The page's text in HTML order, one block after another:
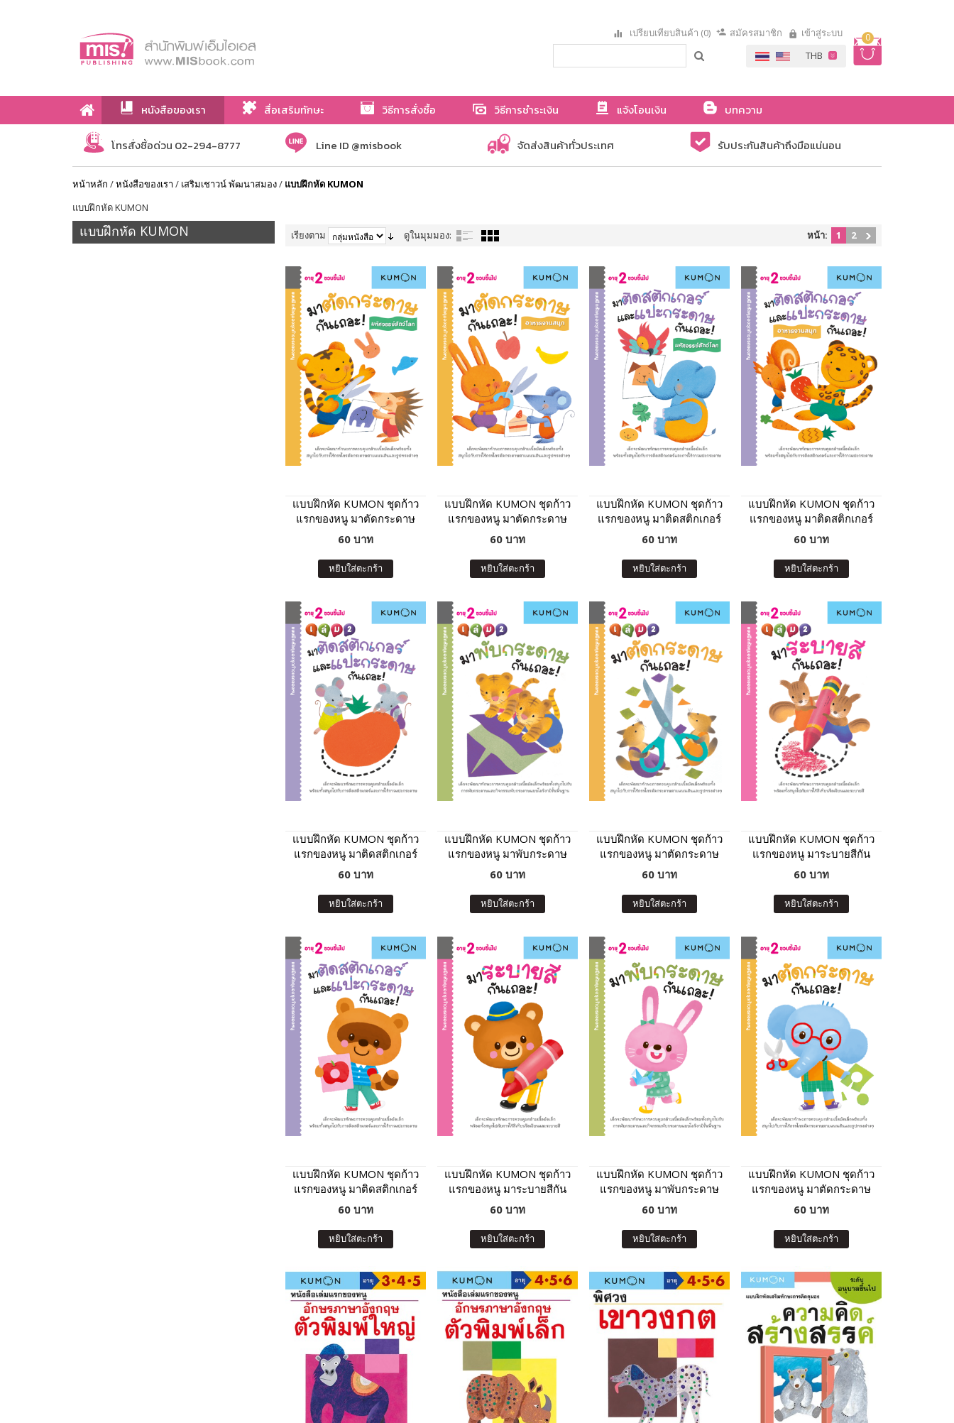
0
เปรียบเทียบสินค้า (0) สมัครสมาชิก เข้าสู่ระบบ
หนังสือของเรา สื่อเสริมทักษะ วิธีการสั่งซื้อ วิธีการชำระเงิน แจ้งโอนเงิน
บทความ
เกี่ยวกับเรา
โทรสั่งซื้อด่วน 02-294-8777 Line ID @misbook จัดส่งสินค้าทั่วประเทศ รับประกันสินค้าถึงมือแน่นอน
หน้าหลัก /หนังสือของเรา / เสริมเชาวน์ พัฒนาสมอง/ แบบฝึกหัด KUMON
แบบฝึกหัด KUMON
แบบฝึกหัด KUMON เรียงตาม ดูในมุมมอง: หน้า: 1 2
แบบฝึกหัด KUMON ชุดก้าว
แรกของหนู มาตัดกระดาษ
กันเถอะ : มหัศจรรย์สัตว์โลก
60 บาท
หยิบใส่ตะกร้า
แบบฝึกหัด KUMON ชุดก้าว
แรกของหนู มาตัดกระดาษ
กันเถอะ : อาหารจานสนุก
60 บาท
หยิบใส่ตะกร้า
แบบฝึกหัด KUMON ชุดก้าว
แรกของหนู มาติดสติกเกอร์
และแปะกระดาษกันเถอะ :
60 บาท
หยิบใส่ตะกร้า
แบบฝึกหัด KUMON ชุดก้าว
แรกของหนู มาติดสติกเกอร์
และแปะกระดาษกันเถอะ :
60 บาท
หยิบใส่ตะกร้า
แบบฝึกหัด KUMON ชุดก้าว
แรกของหนู มาติดสติกเกอร์
และแปะกระดาษกันเถอะ
60 บาท
หยิบใส่ตะกร้า
แบบฝึกหัด KUMON ชุดก้าว
แรกของหนู มาพับกระดาษ
กันเถอะ เล่ม 2
60 บาท
หยิบใส่ตะกร้า
แบบฝึกหัด KUMON ชุดก้าว
แรกของหนู มาตัดกระดาษ
กันเถอะ เล่ม 2
60 บาท
หยิบใส่ตะกร้า
แบบฝึกหัด KUMON ชุดก้าว
แรกของหนู มาระบายสีกัน
เถอะ เล่ม 2
60 บาท
หยิบใส่ตะกร้า
แบบฝึกหัด KUMON ชุดก้าว
แรกของหนู มาติดสติกเกอร์
และแปะกระดาษกันเถอะ
60 บาท
หยิบใส่ตะกร้า
แบบฝึกหัด KUMON ชุดก้าว
แรกของหนู มาระบายสีกัน
เถอะ
60 บาท
หยิบใส่ตะกร้า
แบบฝึกหัด KUMON ชุดก้าว
แรกของหนู มาพับกระดาษ
กันเถอะ
60 บาท
หยิบใส่ตะกร้า
แบบฝึกหัด KUMON ชุดก้าว
แรกของหนู มาตัดกระดาษ
กันเถอะ
60 บาท
หยิบใส่ตะกร้า